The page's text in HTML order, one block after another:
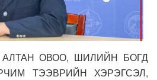
ОВОО, ШИЛИЙН БОГД
ТЭЭВРИЙН ХЭРЭГСЭЛ,